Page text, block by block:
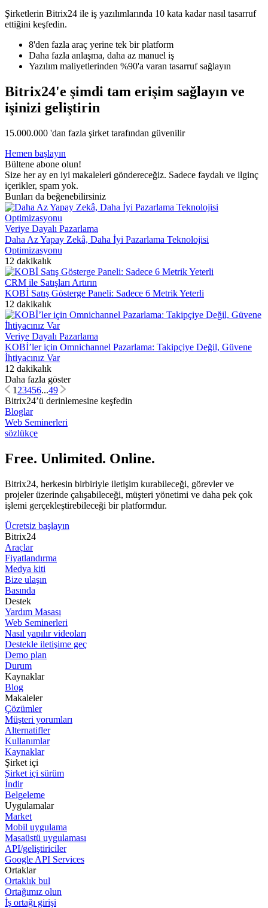
Şirketlerin Bitrix24 ile iş yazılımlarında 10 kata kadar nasıl tasarruf
ettiğini keşfedin.
8'den fazla araç yerine tek bir platform
Daha fazla anlaşma, daha az manuel iş
Yazılım maliyetlerinden %90'a varan tasarruf sağlayın
Bitrix24'e şimdi tam erişim sağlayın ve
işinizi geliştirin
15.000.000 'dan fazla şirket tarafından güvenilir
Hemen başlayın
Bültene abone olun!
Size her ay en iyi makaleleri göndereceğiz. Sadece faydalı ve ilginç
içerikler, spam yok.
Bunları da beğenebilirsiniz
Veriye Dayalı Pazarlama
Daha Az Yapay Zekâ, Daha İyi Pazarlama Teknolojisi
Optimizasyonu
12 dakikalık
CRM ile Satışları Artırın
KOBİ Satış Gösterge Paneli: Sadece 6 Metrik Yeterli
12 dakikalık
Veriye Dayalı Pazarlama
KOBİ’ler için Omnichannel Pazarlama: Takipçiye Değil, Güvene
İhtiyacınız Var
12 dakikalık
Daha fazla göster
1 23456...49
Bitrix24’ü derinlemesine keşfedin
Bloglar
Web Seminerleri
sözlükçe
Free. Unlimited. Online.
Bitrix24, herkesin birbiriyle iletişim kurabileceği, görevler ve
projeler üzerinde çalışabileceği, müşteri yönetimi ve daha pek çok
işlemi gerçekleştirebileceği bir platformdur.
Ücretsiz başlayın
Bitrix24
Araçlar
Fiyatlandırma
Medya kiti
Bize ulaşın
Basında
Destek
Yardım Masası
Web Seminerleri
Nasıl yapılır videoları
Destekle iletişime geç
Demo plan
Durum
Kaynaklar
Blog
Makaleler
Çözümler
Müşteri yorumları
Alternatifler
Kullanımlar
Kaynaklar
Şirket içi
Şirket içi sürüm
İndir
Belgeleme
Uygulamalar
Market
Mobil uygulama
Masaüstü uygulaması
API/geliştiriciler
Google API Services
Ortaklar
Ortaklık bul
Ortağımız olun
İş ortağı girişi